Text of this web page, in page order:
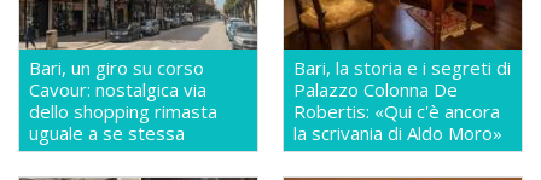
Bari, un giro su corso
Cavour: nostalgica via
dello shopping rimasta
uguale a se stessa
Bari, la storia e i segreti di
Palazzo Colonna De
Robertis: «Qui c'è ancora
la scrivania di Aldo Moro»